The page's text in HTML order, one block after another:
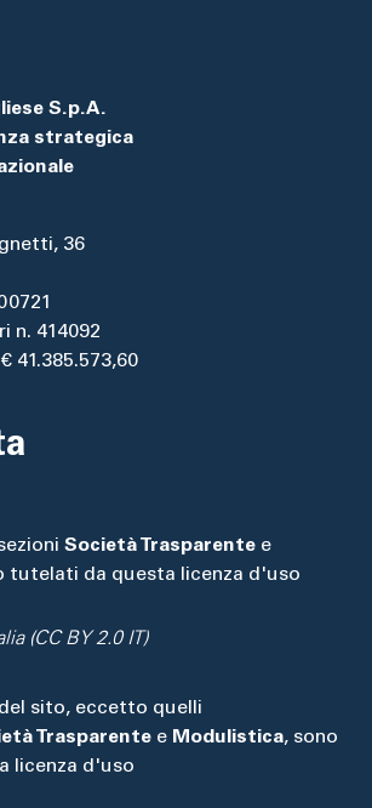
S.p.A.
strategica
36
n. 414092
41.385.573,60
Società Trasparente e
tutelati da questa licenza d'uso
(CC BY 2.0 IT)
sito, eccetto quelli
Trasparente e Modulistica, sono
licenza d'uso